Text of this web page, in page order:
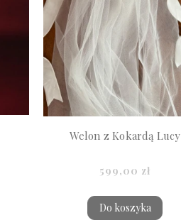
Welon z Kokardą Lucy
599,00 zł
Do koszyka